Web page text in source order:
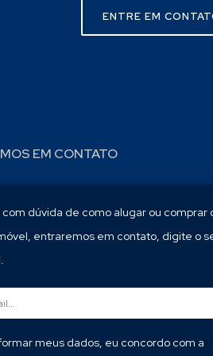
ENTRE EM
EM CONTATO
com dúvida de como alugar ou comprar
entraremos em contato, digite o
meus dados, eu concordo com a